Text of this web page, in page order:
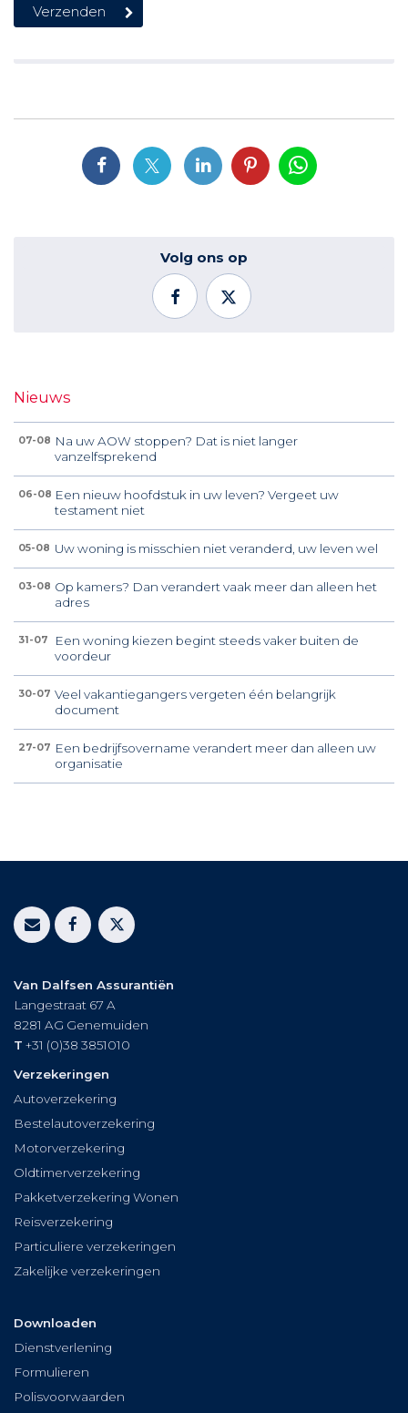
Volg ons op
Nieuws
07-08 Na uw AOW stoppen? Dat is niet langer
vanzelfsprekend
06-08 Een nieuw hoofdstuk in uw leven? Vergeet uw
testament niet
05-08 Uw woning is misschien niet veranderd, uw leven wel
03-08 Op kamers? Dan verandert vaak meer dan alleen het
adres
31-07
Een woning kiezen begint steeds vaker buiten de
voordeur
30-07 Veel vakantiegangers vergeten één belangrijk
document
27-07 Een bedrijfsovername verandert meer dan alleen uw
organisatie
Van Dalfsen Assurantiën
Langestraat 67 A
8281 AG Genemuiden
T +31 (0)38 3851010
Verzekeringen
Autoverzekering
Bestelautoverzekering
Motorverzekering
Oldtimerverzekering
Pakketverzekering Wonen
Reisverzekering
Particuliere verzekeringen
Zakelijke verzekeringen
Downloaden
Dienstverlening
Formulieren
Polisvoorwaarden